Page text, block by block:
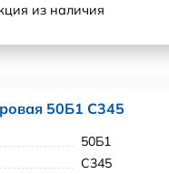
из наличия
50Б1 С345
50Б1
С345